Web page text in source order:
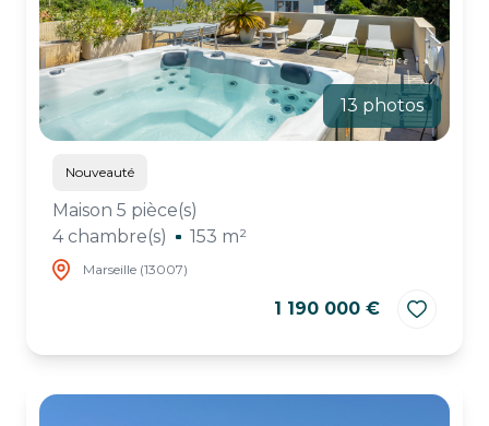
13 photos
Nouveauté
Maison 5 pièce(s)
4 chambre(s)
153 m²
Marseille (13007)
1 190 000 €